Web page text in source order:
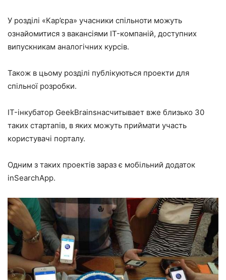
У розділі «Кар’єра» учасники спільноти можуть
ознайомитися з вакансіями IT-компаній, доступних
випускникам аналогічних курсів.
Також в цьому розділі публікуються проекти для
спільної розробки.
IT-інкубатор GeekBrainsнасчитывает вже близько 30
таких стартапів, в яких можуть приймати участь
користувачі порталу.
Одним з таких проектів зараз є мобільний додаток
inSearchApp.